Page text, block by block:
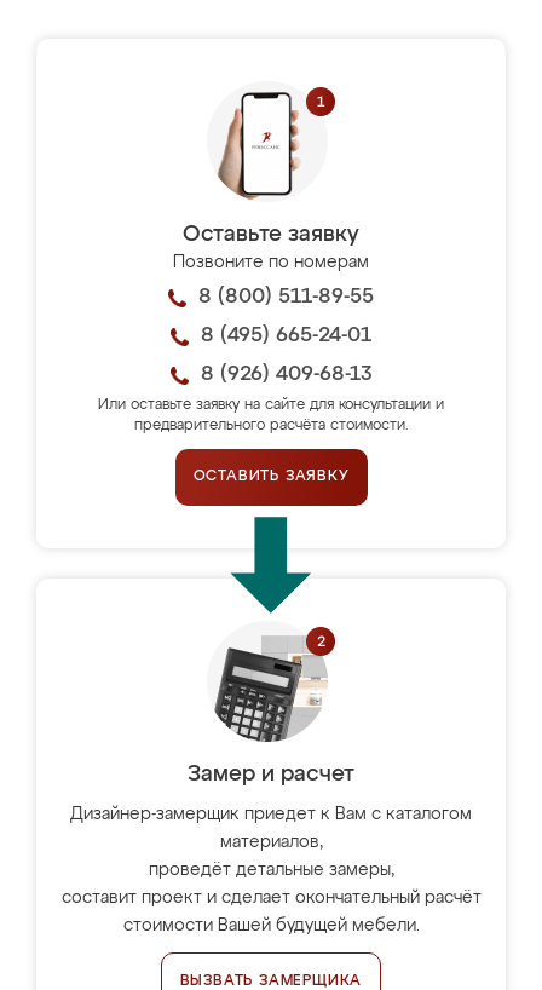
Оставьте заявку
Позвоните по номерам
8 (800) 511-89-55
8 (495) 665-24-01
8 (926) 409-68-13
Или оставьте заявку на сайте для консультации и
предварительного расчёта стоимости.
ОСТАВИТЬ ЗАЯВКУ
Замер и расчет
Дизайнер-замерщик приедет к Вам с каталогом
материалов,
проведёт детальные замеры,
составит проект и сделает окончательный расчёт
стоимости Вашей будущей мебели.
ВЫЗВАТЬ ЗАМЕРЩИКА